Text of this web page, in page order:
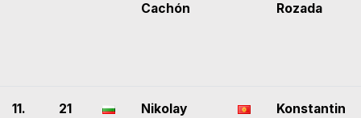
Cachón
Rozada
11. 21
Nikolay
Konstantin